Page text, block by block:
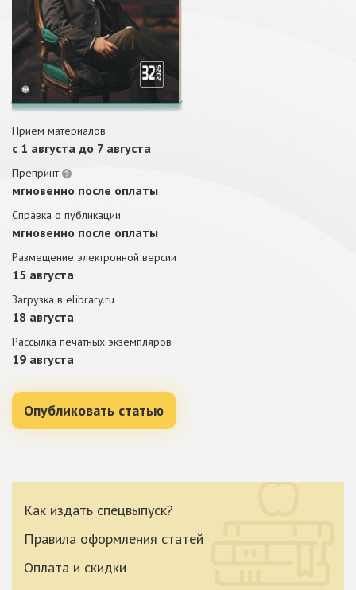
Прием материалов
c 1 августа до 7 августа
Препринт
мгновенно после оплаты
Справка о публикации
мгновенно после оплаты
Размещение электронной версии
15 августа
Загрузка в elibrary.ru
18 августа
Рассылка печатных экземпляров
19 августа
Опубликовать статью
Как издать спецвыпуск?
Правила оформления статей
Оплата и скидки